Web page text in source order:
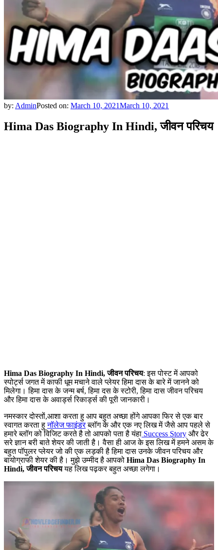
by: AdminPosted on: March 10, 2021March 10, 2021
Hima Das Biography In Hindi, जीवन परिचय
Hima Das Biography In Hindi, जीवन परिचय: इस पोस्ट में आपको
स्पोर्ट्स जगत में काफी धूम मचाने वाले प्लेयर हिमा दास के बारे में जानने को
मिलेगा। हिमा दास के जन्म बर्ष, हिमा दस के स्टोरी, हिमा दास जीवन परिचय
और हिमा दास के अवार्ड्स रिकार्ड्स की पूरी जानकारी।
नमस्कार दोस्तों,आशा करता हु आप बहुत अच्छा होंगे आपका फिर से एक बार
स्वागत करता हुनॉलेज फाइंडरब्लॉग के और एक नए लिख में जैसे आप पहले से
हमारे ब्लॉग को विजिट करते है तो आपको पता है यंहा Success Story और ढेर
सरे ज्ञान बरी बाते शेयर की जाती है। वैसा ही आज के इस लिख में हमने असम के
बहुत पॉपुलर प्लेयर जो की एक लड़की है हिमा दास उनके जीवन परिचय और
बायोग्राफी शेयर की है। मुझे उम्मीद है आपको Hima Das Biography In
Hindi, जीवन परिचययह लिख पढ़कर बहुत अच्छा लगेगा।